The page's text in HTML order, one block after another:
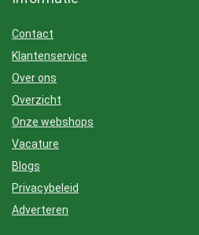
Contact
Klantenservice
Over ons
Overzicht
Onze webshops
Vacature
Blogs
Privacybeleid
Adverteren